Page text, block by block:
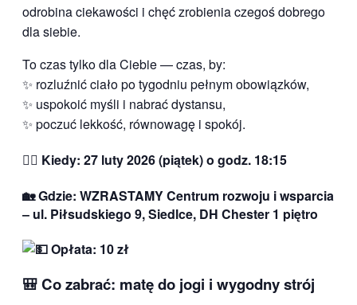
odrobina ciekawości i chęć zrobienia czegoś dobrego
dla siebie.
To czas tylko dla Ciebie — czas, by:
✨ rozluźnić ciało po tygodniu pełnym obowiązków,
✨ uspokoić myśli i nabrać dystansu,
✨ poczuć lekkość, równowagę i spokój.
🧘‍♀️ Kiedy: 27 luty2026 (piątek) o godz. 18:15
🏡Gdzie: WZRASTAMYCentrum rozwoju i wsparcia
– ul. Piłsudskiego 9, Siedlce, DH Chester 1 piętro
Opłata: 10 zł
🎒Co zabrać: matę do jogi i wygodny strój